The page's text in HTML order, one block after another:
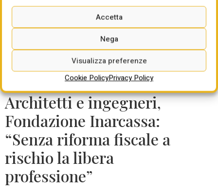
Accetta
Nega
Visualizza preferenze
Cookie PolicyPrivacy Policy
tutti ma anche alla passione che Vito ci ha saputo
trasmettere. Ascoltare, comprendere e aiutare lavoratrici e
lavoratori è la nostra missione e occorre tenerlo presente
sempre. Proseguiremo sulla strada del rinnovamento e
dell’efficienza per essere sempre più rappresentativi e far
sì le ragioni della Uil e della Feneal, cioè di chi
rappresentiamo, siano ascoltate.”
Architetti e ingegneri,
Fondazione Inarcassa:
“Senza riforma fiscale a
rischio la libera
professione”